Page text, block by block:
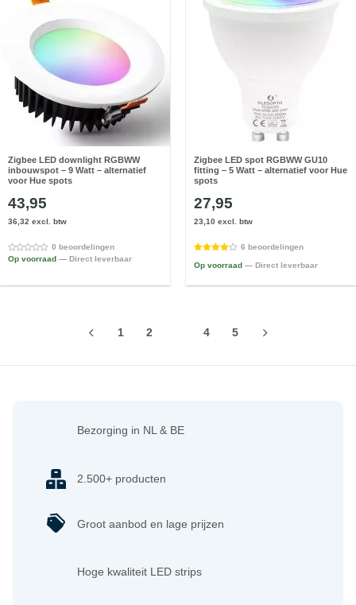
Zigbee LED downlight RGBWW
inbouwspot – 9 Watt – alternatief
voor Hue spots
43,95
36,32 excl. btw
0 beoordelingen
Op voorraad — Direct leverbaar
Zigbee LED spot RGBWW GU10
fitting – 5 Watt – alternatief voor Hue
spots
27,95
23,10 excl. btw
6 beoordelingen
Op voorraad — Direct leverbaar
1 2 4 5
Bezorging in NL & BE
2.500+ producten
Groot aanbod en lage prijzen
Hoge kwaliteit LED strips